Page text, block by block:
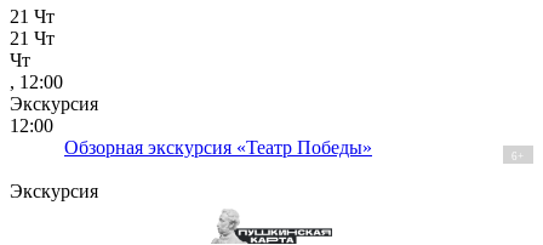
21 Чт
21 Чт
Чт
, 12:00
Экскурсия
12:00
Обзорная экскурсия «Театр Победы»
6+
Экскурсия